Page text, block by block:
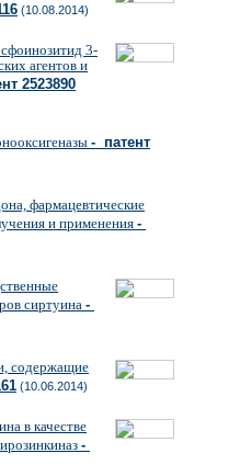
(10.08.2014)
3-
агентов и
2523890
- патент
фармацевтические
и применения-
сиртуина -
содержащие
(10.06.2014)
в качестве
-